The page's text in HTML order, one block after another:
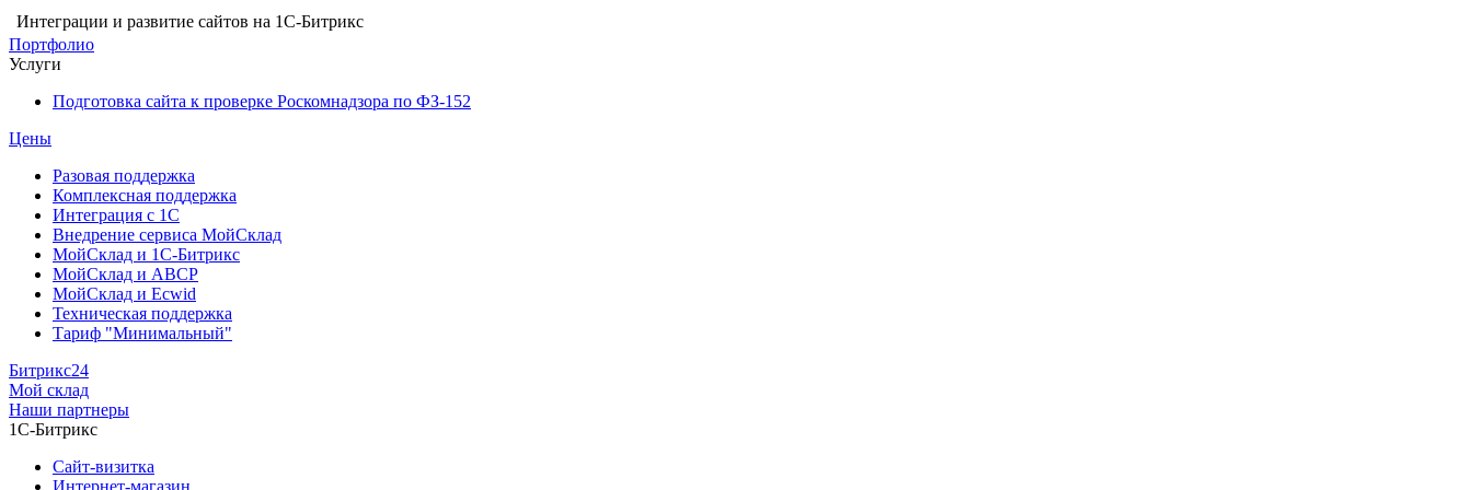
Интеграции и развитие сайтов на 1С-Битрикс
Портфолио
Услуги
Подготовка сайта к проверке Роскомнадзора по ФЗ-152
Цены
Разовая поддержка
Комплексная поддержка
Интеграция с 1С
Внедрение сервиса МойСклад
МойСклад и 1С-Битрикс
МойСклад и ABCP
МойСклад и Ecwid
Техническая поддержка
Тариф "Минимальный"
Битрикс24
Мой склад
Наши партнеры
1С-Битрикс
Сайт-визитка
Интернет-магазин